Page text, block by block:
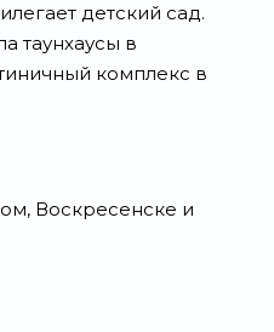
детский сад.
таунхаусы в
комплекс в
Воскресенске и